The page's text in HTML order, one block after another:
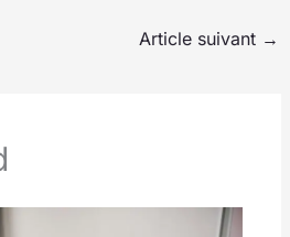
Article suivant →